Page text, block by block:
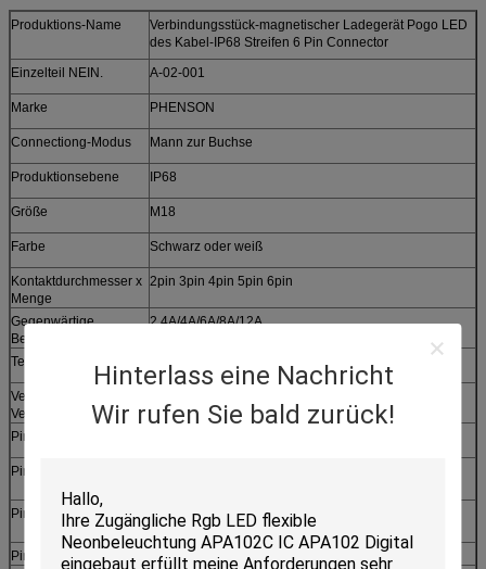
Hinterlass eine Nachricht
Wir rufen Sie bald zurück!
Produktions-Name
Verbindungsstück-magnetischer Ladegerät Pogo LED
des Kabel-IP68 Streifen 6 Pin Connector
Einzelteil NEIN.
A-02-001
Marke PHENSON
Connectiong-Modus Mann zur Buchse
Produktionsebene IP68
Größe M18
Farbe Schwarz oder weiß
Kontaktdurchmesser x
Menge
2pin 3pin 4pin 5pin 6pin
Gegenwärtige
Bewertung (A)
2.4A/4A/6A/8A/12A
Temperatur-Bewertung -40℃----105℃
Verhindern Sie das
Verbrennungsniveau
Pin u. ² Ods Millimeter
Pin 2
Pin 3 3X0.3, 3X0.5, 3X0.75, 3X1.0
Pin 4
4X0.3, 4X0.5, 4X0.75